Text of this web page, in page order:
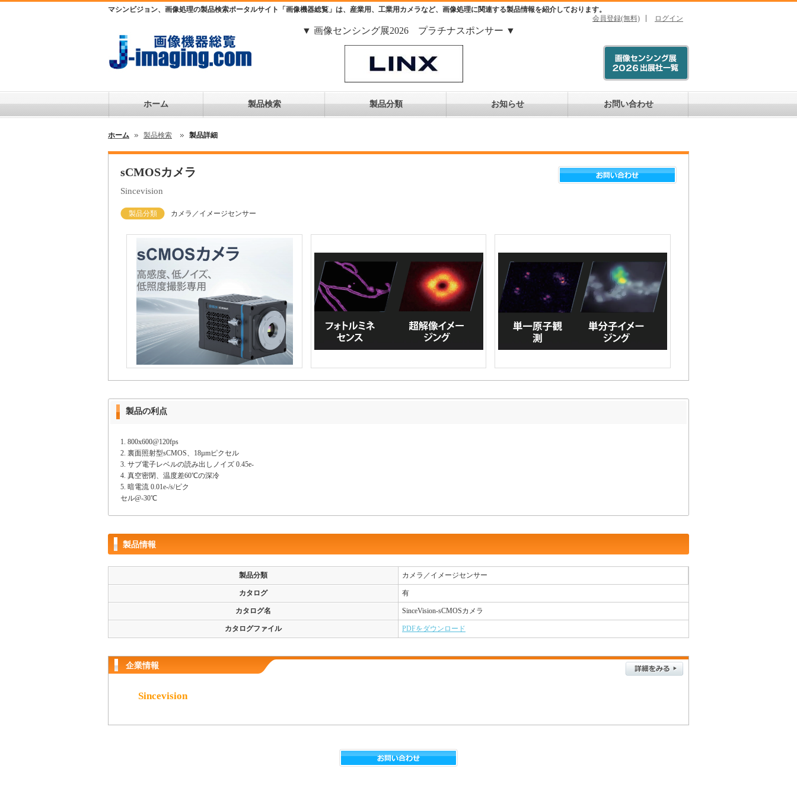
マシンビジョン、画像処理の製品検索ポータルサイト「画像機器総覧」は、産業用、工業用カメラなど、画像処理に関連する製品情報を紹介しております。
会員登録(無料)
ログイン
▼ 画像センシング展2026 プラチナスポンサー ▼
ホーム 製品検索 製品分類 お知らせ お問い合わせ
ホーム 製品検索 製品詳細
sCMOSカメラ
Sincevision
製品分類 カメラ／イメージセンサー
製品の利点
1. 800x600@120fps
2. 裏面照射型sCMOS、18µmピクセル
3. サブ電子レベルの読み出しノイズ 0.45e-
4. 真空密閉、温度差60℃の深冷
5. 暗電流 0.01e-/s/ピク
セル@-30℃
製品情報
製品分類 カメラ／イメージセンサー
カタログ 有
カタログ名 SinceVision-sCMOSカメラ
カタログファイル PDFをダウンロード
企業情報
Sincevision